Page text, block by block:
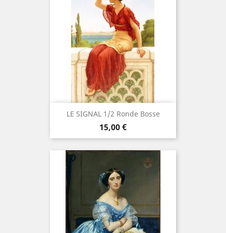
LE SIGNAL 1/2 Ronde Bosse
Prix
15,00 €